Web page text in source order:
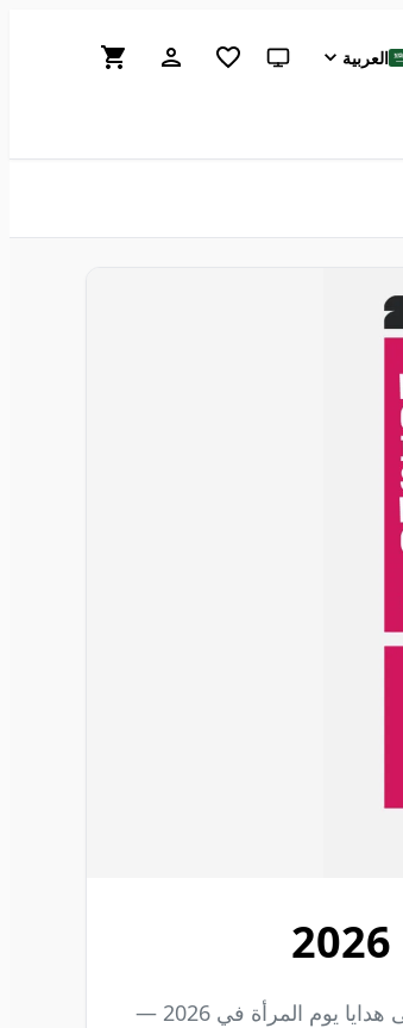
العربية سمة النظام (انقر للفاتحة)
يُحتفل باليوم العالمي للمرأة (8 مارس) عالميًا بوصفه لحظة اعتراف وتمكين. اكتشف لماذا أصبحت بطاقات الهدايا الرقمية أذكى هدايا يوم المرأة في 2026 —